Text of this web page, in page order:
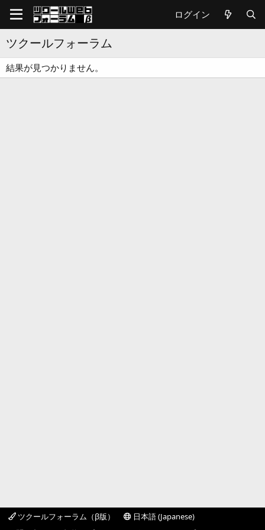
ログイン
ツクールフォーラム
結果が見つかりません。
ツクールフォーラム（β版）
日本語 (Japanese)